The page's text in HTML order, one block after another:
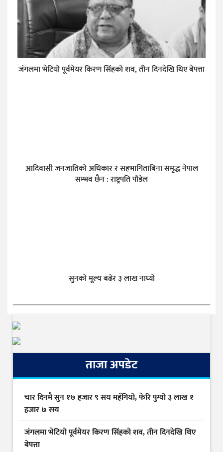
जंगलमा भेटियो पूर्वमेयर किरण सिंहको शव, तीन दिनदेखि थिए बेपत्ता
आदिवासी जनजातिको अधिकार र सहभागिताबिना समृद्ध नेपाल
सम्भव छैन : राष्ट्रपति पौडेल
सुनकाे मूल्य बढेर ३ लाख नाघ्याे
ताजा अपडेट
चार दिनमै सुन १७ हजार ९ सय महँगियो, फेरि पुग्यो ३ लाख १
हजार ७ सय
जंगलमा भेटियो पूर्वमेयर किरण सिंहको शव, तीन दिनदेखि थिए
बेपत्ता